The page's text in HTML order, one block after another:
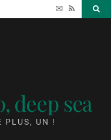
✉ RSS
deep sea
PLUS, UN !